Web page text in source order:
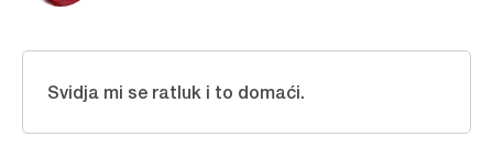
Svidja mi se ratluk i to domaći.